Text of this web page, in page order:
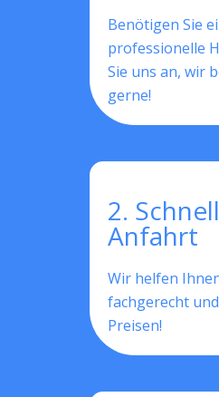
Benötigen Sie
professionelle
Sie uns an, wir
gerne!
2.
Anfahrt
Wir helfen
fachgerecht
Preisen!